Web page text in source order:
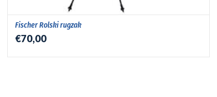
Fischer Rolski rugzak
€70,00